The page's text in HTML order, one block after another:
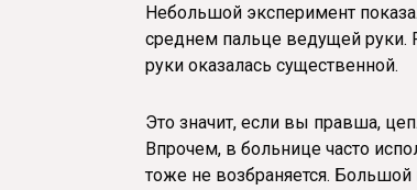
Небольшой эксперимент
среднем пальце ведущей
руки оказалась существенной.
Это значит, если вы правша,
Впрочем, в больнице часто
тоже не возбраняется.